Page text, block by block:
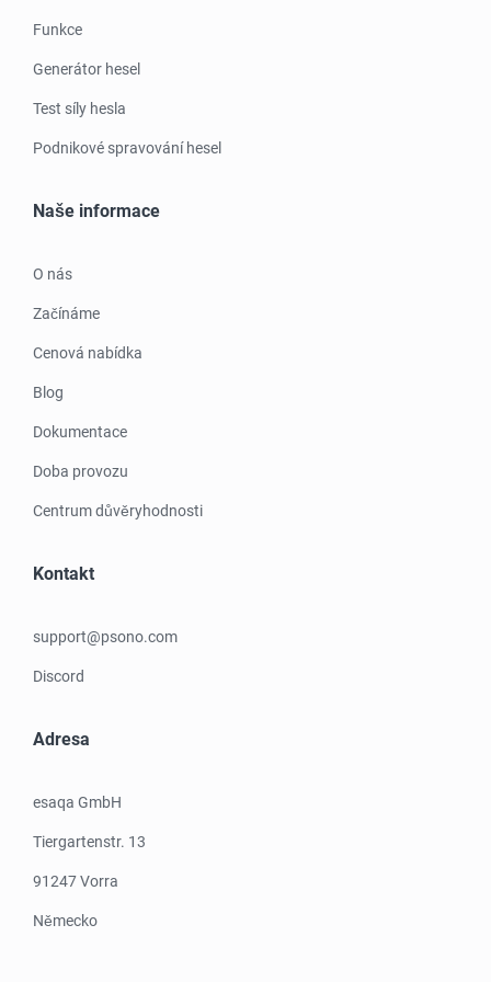
Funkce
Generátor hesel
Test síly hesla
Podnikové spravování hesel
Naše informace
O nás
Začínáme
Cenová nabídka
Blog
Dokumentace
Doba provozu
Centrum důvěryhodnosti
Kontakt
support@psono.com
Discord
Adresa
esaqa GmbH
Tiergartenstr. 13
91247 Vorra
Německo